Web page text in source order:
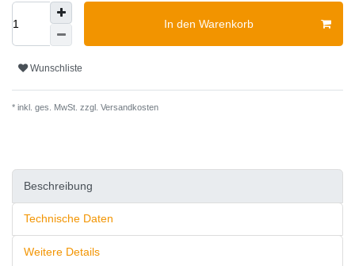
In den Warenkorb
Wunschliste
* inkl. ges. MwSt. zzgl. Versandkosten
Beschreibung
Technische Daten
Weitere Details